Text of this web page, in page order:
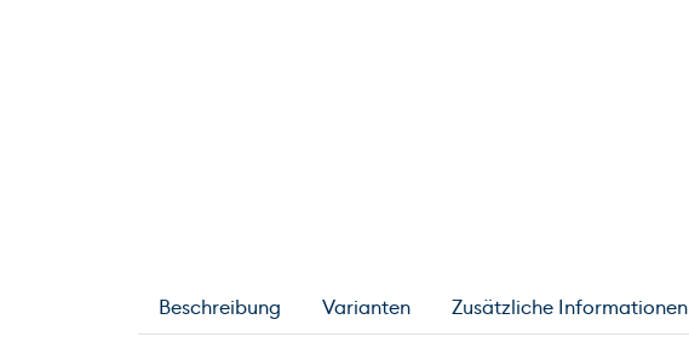
Beschreibung Varianten Zusätzliche Informationen